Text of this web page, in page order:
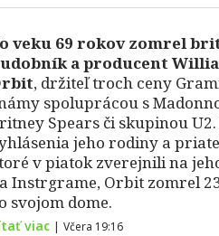
veku 69 rokov zomrel
a producent
, držiteľ troch ceny
spoluprácou s
Spears či skupinou U2.
jeho rodiny a
v piatok zverejnili na
Instrgrame, Orbit zomrel
svojom dome.
viac | Včera 19:16